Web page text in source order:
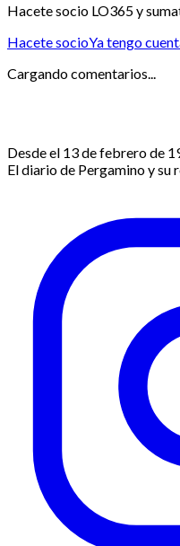
Hacete socio LO365 y
Hacete socioYa tengo
Cargando comentarios...
Desde el 13 de febrero de
El diario de Pergamino y su